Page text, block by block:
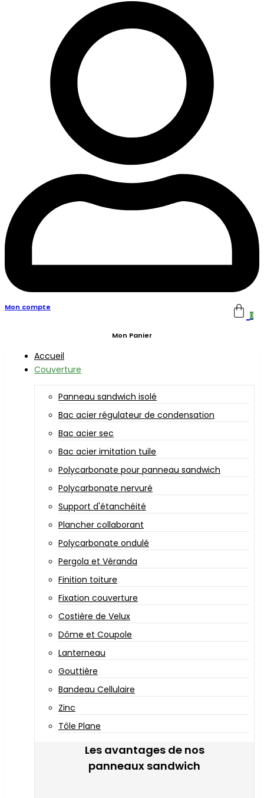
Mon compte
0
Mon Panier
Accueil
Couverture
Panneau sandwich isolé
Bac acier régulateur de condensation
Bac acier sec
Bac acier imitation tuile
Polycarbonate pour panneau sandwich
Polycarbonate nervuré
Support d'étanchéité
Plancher collaborant
Polycarbonate ondulé
Pergola et Véranda
Finition toiture
Fixation couverture
Costière de Velux
Dôme et Coupole
Lanterneau
Gouttière
Bandeau Cellulaire
Zinc
Tôle Plane
Les avantages de nos
panneaux sandwich